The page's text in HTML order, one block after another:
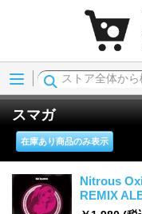
Menu
スマガ
在庫あり商品のみ表示
Nitrous
REMIX